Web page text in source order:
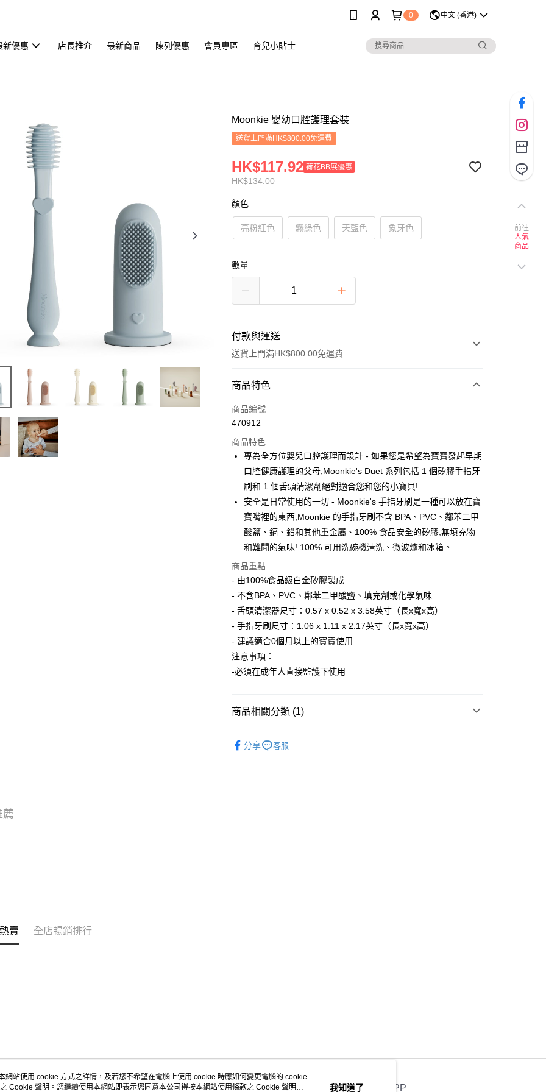
0 中文 (香港)
新優惠 店長推介 最新商品 陳列優惠 會員專區 育兒小貼士
Moonkie 嬰幼口腔護理套裝
送貨上門滿HK$800.00免運費
HK$134.00
HK$117.92 荷花BB展優惠
顏色
亮粉紅色 霧綠色 天藍色 象牙色
數量
付款與運送
送貨上門滿HK$800.00免運費
付款方式
信用卡
Google Pay
AlipayHK
PayMe
WeChat Pay
香港配送
每筆HK$55.00，滿HK$800.00或以上免運費
商品特色
商品編號
470912
商品特色
專為全方位嬰兒口腔護理而設計 - 如果您是希望為寶寶發起早期
口腔健康護理的父母,Moonkie's Duet 系列包括 1 個矽膠手指牙
刷和 1 個舌頭清潔劑絕對適合您和您的小寶貝!
安全是日常使用的一切 - Moonkie's 手指牙刷是一種可以放在寶
寶嘴裡的東西,Moonkie 的手指牙刷不含 BPA、PVC、鄰苯二甲
酸鹽、鎘、鉛和其他重金屬、100% 食品安全的矽膠,無填充物
和難聞的氣味! 100% 可用洗碗機清洗、微波爐和冰箱。
商品重點
- 由100%食品級白金矽膠製成
- 不含BPA、PVC、鄰苯二甲酸鹽、填充劑或化學氣味
- 舌頭清潔器尺寸：0.57 x 0.52 x 3.58英寸（長x寬x高）
- 手指牙刷尺寸：1.06 x 1.11 x 2.17英寸（長x寬x高）
- 建議適合0個月以上的寶寶使用
注意事項：
-必須在成年人直接監護下使用
商品相關分類 (1)
分享
客服
薦
賣 全店暢銷排行
關於我們 客戶服務 官方APP
前往
人氣
商品
網站使用 cookie 方式之詳情，及若您不希望在電腦上使用 cookie 時應如何變更電腦的 cookie
Cookie 聲明。您繼續使用本網站即表示您同意本公司得按本網站使用條款之 Cookie 聲明使
我知道了